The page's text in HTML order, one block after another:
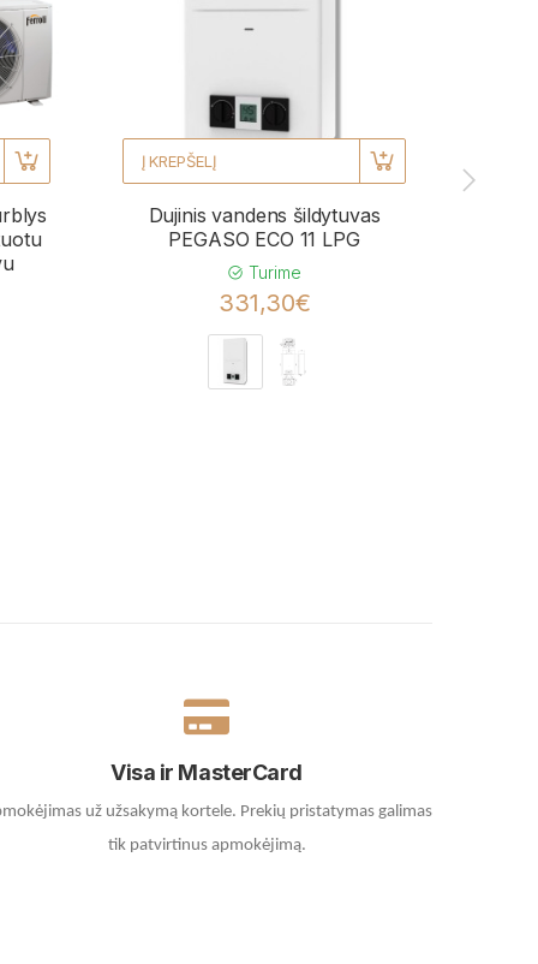
Į KREPŠELĮ
Dujinis vandens šildytuvas
PEGASO ECO 11 LPG
Turime
331,30€
Visa ir MasterCard
už užsakymą kortele. Prekių pristatymas galimas
tik patvirtinus apmokėjimą.